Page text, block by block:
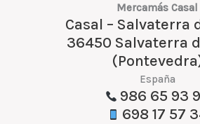
Mercamás Casal
Casal – Salvaterra
36450 Salvaterra
España
986 65 93
698 17 57